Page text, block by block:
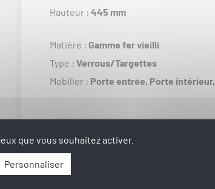
Hauteur : 445 mm
Matière : Gamme fer vieilli
Type : Verrous/Targettes
Mobilier : Porte entrée, Porte intérieur,
que vous souhaitez activer.
Personnaliser